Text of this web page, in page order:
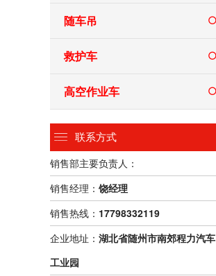
随车吊
救护车
高空作业车
联系方式
销售部主要负责人：
销售经理： 饶经理
销售热线： 17798332119
企业地址： 湖北省随州市南郊程力汽车
工业园